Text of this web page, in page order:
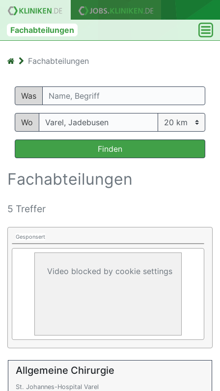
Fachabteilungen
Fachabteilungen
Was
Wo
Finden
Fachabteilungen
5 Treffer
Gesponsert
Video blocked by cookie settings
Allgemeine Chirurgie
St. Johannes-Hospital Varel